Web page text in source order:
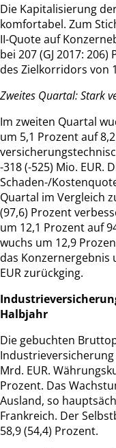
Die Kapitalisierung
komfortabel. Zum
II-Quote auf
bei 207 (GJ 2017:
des Zielkorridors von
Zweites Quartal: Stark
Im zweiten Quartal
um 5,1 Prozent auf
-318 (-525) Mio. EUR.
Schaden-/
Quartal im Vergleich
(97,6) Prozent
um 12,1 Prozent auf
wuchs um 12,9
das Konzernergebnis
EUR zurückging.
Halbjahr
Die gebuchten
Industrieversicherung
Mrd. EUR.
Prozent. Das
Ausland, so
Frankreich. Der
58,9 (54,4) Prozent.